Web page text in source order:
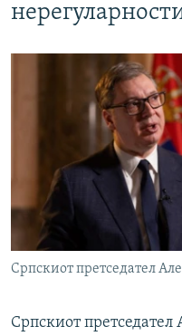
Српскиот претседател
Српскиот